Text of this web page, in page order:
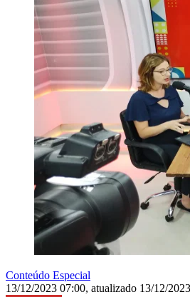
Conteúdo Especial
13/12/2023 07:00, atualizado 13/12/